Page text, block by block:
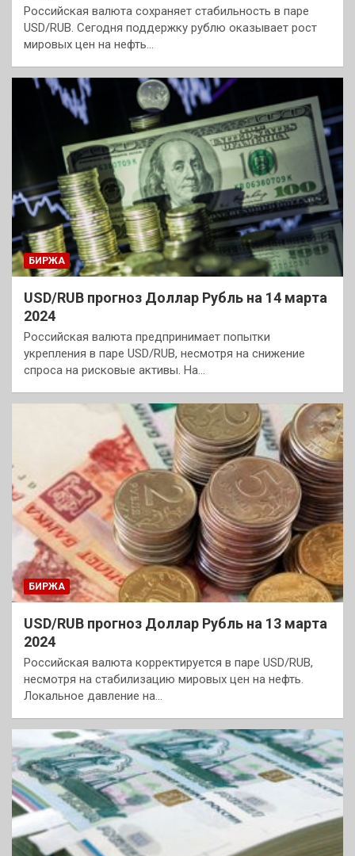
Российская валюта сохраняет стабильность в паре
USD/RUB. Сегодня поддержку рублю оказывает рост
мировых цен на нефть…
БИРЖА
USD/RUB прогноз Доллар Рубль на 14 марта
2024
Российская валюта предпринимает попытки
укрепления в паре USD/RUB, несмотря на снижение
спроса на рисковые активы. На…
БИРЖА
USD/RUB прогноз Доллар Рубль на 13 марта
2024
Российская валюта корректируется в паре USD/RUB,
несмотря на стабилизацию мировых цен на нефть.
Локальное давление на…